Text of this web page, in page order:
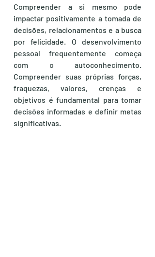
Compreender a si mesmo pode
impactar positivamente a tomada de
decisões, relacionamentos e a busca
por felicidade. O desenvolvimento
pessoal frequentemente começa
com o autoconhecimento.
Compreender suas próprias forças,
fraquezas, valores, crenças e
objetivos é fundamental para tomar
decisões informadas e definir metas
significativas.